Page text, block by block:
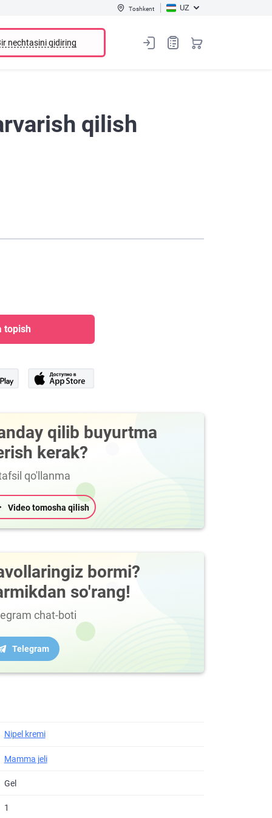
Toshkent UZ
nechtasini qidiring
qilish
topish
qilib buyurtma
kerak?
qo'llanma
Video tomosha qilish
bormi?
so'rang!
chat-boti
Telegram
Nipel kremi
Mamma jeli
Gel
1